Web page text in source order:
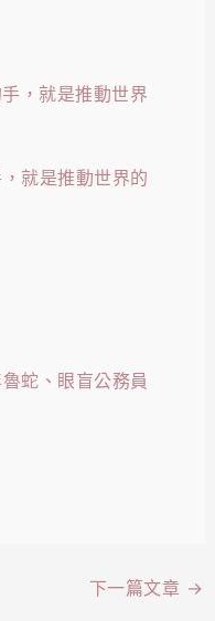
就是推動世界的
蛇、眼盲公務員
下一篇文章 →